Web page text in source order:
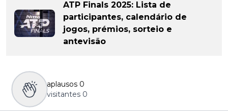
ATP Finals 2025: Lista de
participantes, calendário de
jogos, prémios, sorteio e
antevisão
aplausos 0
visitantes 0